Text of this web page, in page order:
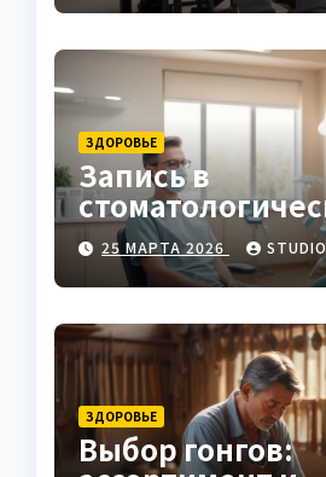
ЗДОРОВЬЕ
Запись в
клинику
25 МАРТА 2026
ЗДОРОВЬЕ
Выбор гонгов: